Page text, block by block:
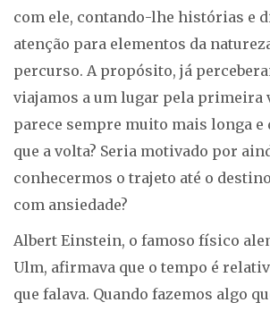
com ele, contando-lhe histórias e
atenção para elementos da
percurso. A propósito, já
viajamos a um lugar pela primeira
parece sempre muito mais longa e
que a volta? Seria motivado por
conhecermos o trajeto até o
com ansiedade?
Albert Einstein, o famoso físico
Ulm, afirmava que o tempo é
que falava. Quando fazemos algo